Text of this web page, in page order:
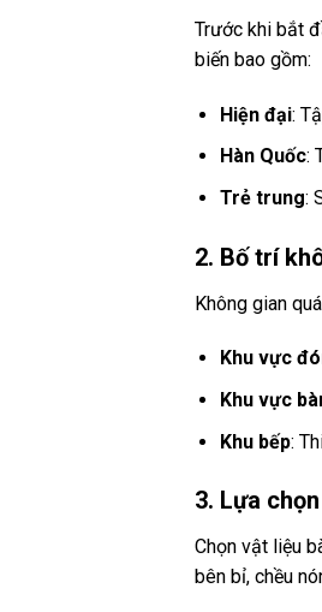
Trước khi bắt
biến bao gồm:
Hiện đại:
Hàn Quốc:
Trẻ trung:
2. Bố trí
Không gian
Khu vực
Khu vực
Khu bếp:
3. Lựa
Chọn vật liệu
bên bỉ, chều